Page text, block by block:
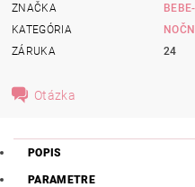
ZNAČKA
KATEGÓRIA
ZÁRUKA
24
Otázka
POPIS
PARAMETRE